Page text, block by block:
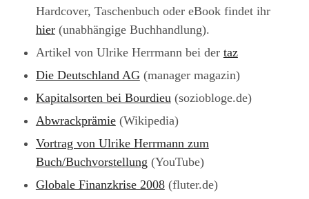
Hardcover, Taschenbuch oder eBook findet ihr
hier(unabhängige Buchhandlung).
Artikel von Ulrike Herrmann bei der taz
Die Deutschland AG(manager magazin)
Kapitalsorten bei Bourdieu (soziobloge.de)
Abwrackprämie(Wikipedia)
Vortrag von Ulrike Herrmann zum
Buch/Buchvorstellung (YouTube)
Globale Finanzkrise 2008(fluter.de)